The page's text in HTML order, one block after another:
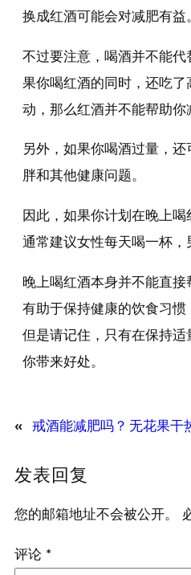
换成红酒可能会对减肥有益
不过要注意，喝酒并不能
果你喝红酒的同时，还吃
动，那么红酒并不能帮助你
另外，如果你喝酒过量，
胖和其他健康问题。
因此，如果你计划在晚上喝
通常建议女性每天喝一杯，
晚上喝红酒本身并不能直
有助于保持健康的饮食习惯
但是请记住，只有在保持
你带来好处。
« 戒酒能减肥吗？ 无花果干
发表回复
您的邮箱地址不会被公开。
评论 *